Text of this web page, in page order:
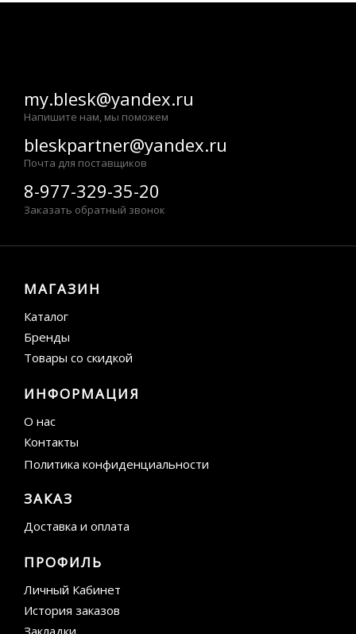
my.blesk@yandex.ru
Напишите нам, мы поможем
bleskpartner@yandex.ru
Почта для поставщиков
8-977-329-35-20
Заказать обратный звонок
МАГАЗИН
Каталог
Бренды
Товары со скидкой
ИНФОРМАЦИЯ
О нас
Контакты
Политика конфиденциальности
ЗАКАЗ
Доставка и оплата
ПРОФИЛЬ
Личный Кабинет
История заказов
Закладки